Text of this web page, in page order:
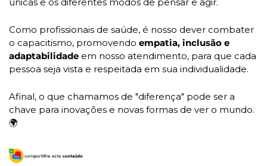
Como profissionais de saúde, é nosso dever combater
o capacitismo, promovendo empatia, inclusão e
adaptabilidade em nosso atendimento, para que cada
pessoa seja vista e respeitada em sua individualidade.
Afinal, o que chamamos de "diferença" pode ser a
chave para inovações e novas formas de ver o mundo.
🌍